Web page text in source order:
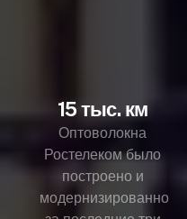
15 тыс. км
Оптоволокна
Ростелеком было
построено и
модернизированно